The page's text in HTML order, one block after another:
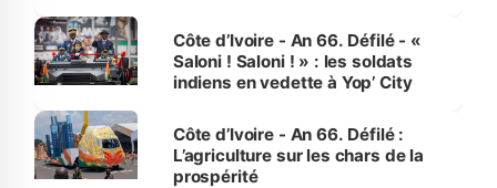
Côte d’Ivoire - An 66. Défilé - «
Saloni ! Saloni ! » : les soldats
indiens en vedette à Yop’ City
Côte d’Ivoire - An 66. Défilé :
L’agriculture sur les chars de la
prospérité